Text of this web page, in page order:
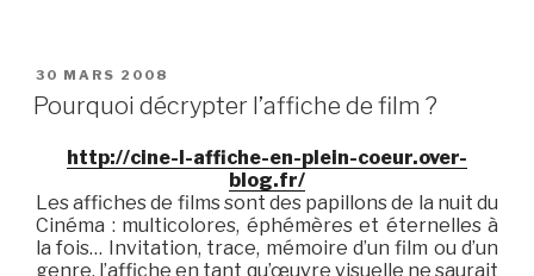
PUBLIÉ
LE
30 MARS 2008
Pourquoi décrypter l’affiche de film ?
http://cine-l-affiche-en-plein-coeur.over-
blog.fr/
Les affiches de films sont des papillons de la nuit du
Cinéma : multicolores, éphémères et éternelles à
la fois… Invitation, trace, mémoire d’un film ou d’un
genre, l’affiche en tant qu’œuvre visuelle ne saurait